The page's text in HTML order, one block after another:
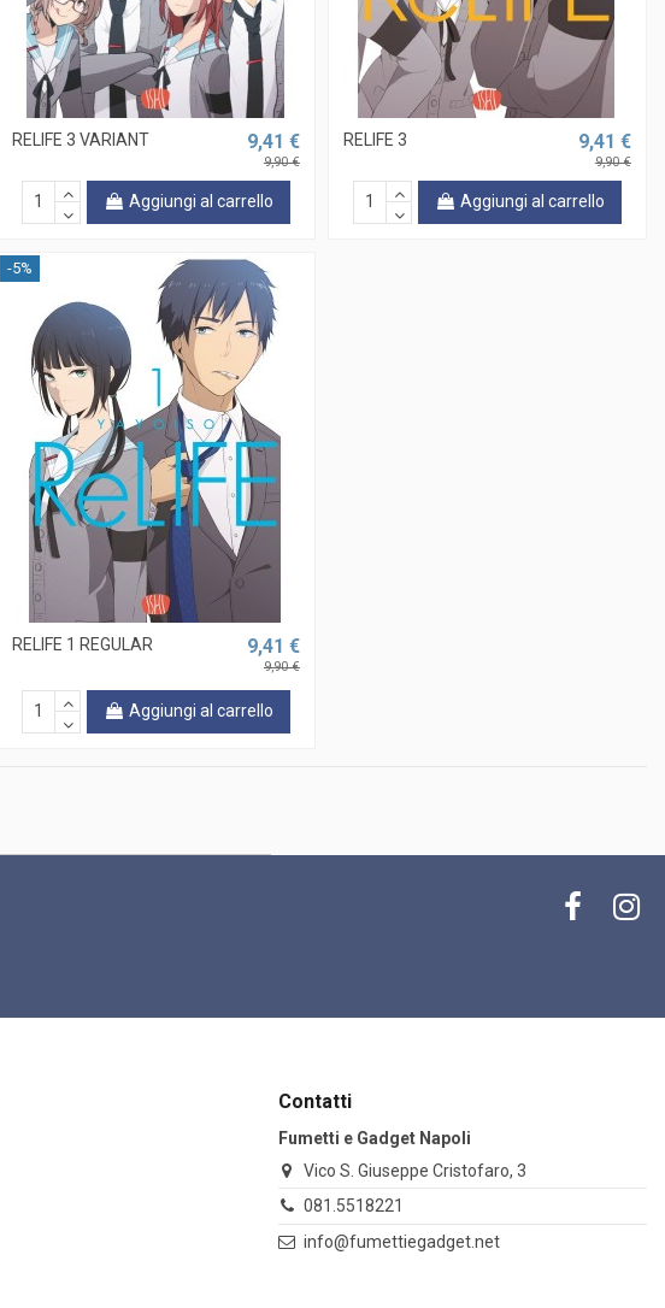
RELIFE 3 VARIANT 9,41 €
9,90 €
Aggiungi al carrello
RELIFE 3 9,41 €
9,90 €
Aggiungi al carrello
-5%
RELIFE 1 REGULAR 9,41 €
9,90 €
Aggiungi al carrello
Contatti
Fumetti e Gadget Napoli
Vico S. Giuseppe Cristofaro, 3
081.5518221
info@fumettiegadget.net